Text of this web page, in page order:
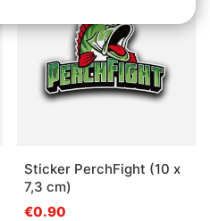
Sticker PerchFight (10 x
7,3 cm)
€0.90